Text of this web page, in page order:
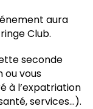
aura
Club.
seconde
ou vous
à l’expatriation
services…).